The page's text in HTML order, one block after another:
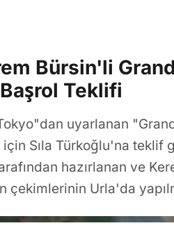
Bürsin'li
Teklifi
uyarlanan
Sıla Türkoğlu'na teklif
hazırlanan ve
çekimlerinin Urla'da